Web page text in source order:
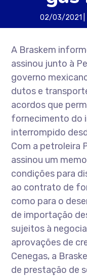
02/03/2021
A Braskem
assinou junto à
governo
dutos e
acordos que
fornecimento do
interrompido
Com a petroleira
assinou um
condições para
ao contrato de
como para o
de importação
sujeitos à
aprovações de
Cenegas, a
de prestação de